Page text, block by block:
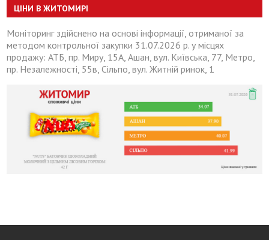
ЦІНИ В ЖИТОМИРІ
Моніторинг здійснено на основі інформації, отриманої за
методом контрольної закупки 31.07.2026 р. у місцях
продажу: АТБ, пр. Миру, 15А, Ашан, вул. Київська, 77, Метро,
пр. Незалежності, 55в, Сільпо, вул. Житній ринок, 1